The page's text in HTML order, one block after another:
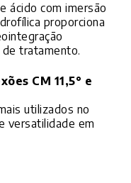
ácido com imersão
proporciona
tratamento.
CM 11,5° e
utilizados no
versatilidade em